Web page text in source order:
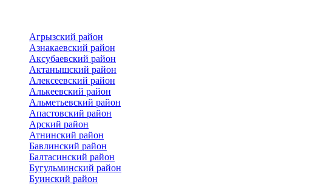
Агрызский район
Азнакаевский район
Аксубаевский район
Актанышский район
Алексеевский район
Алькеевский район
Альметьевский район
Апастовский район
Арский район
Атнинский район
Бавлинский район
Балтасинский район
Бугульминский район
Буинский район